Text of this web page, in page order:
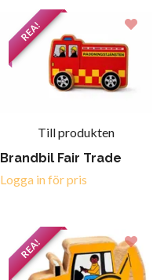
REA!
Till produkten
Brandbil Fair Trade
Logga in för pris
REA!